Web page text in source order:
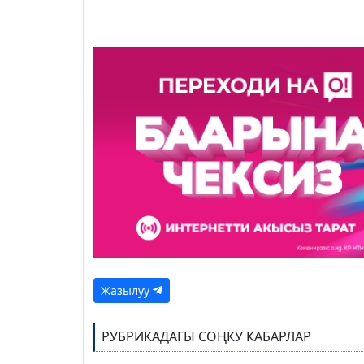
Жазылуу
РУБРИКАДАГЫ СОҢКУ КАБАРЛАР